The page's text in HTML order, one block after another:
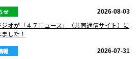
せ 2026-08-03
オが「４７ニュース」（共同通信サイト）に
した！
報 2026-07-31